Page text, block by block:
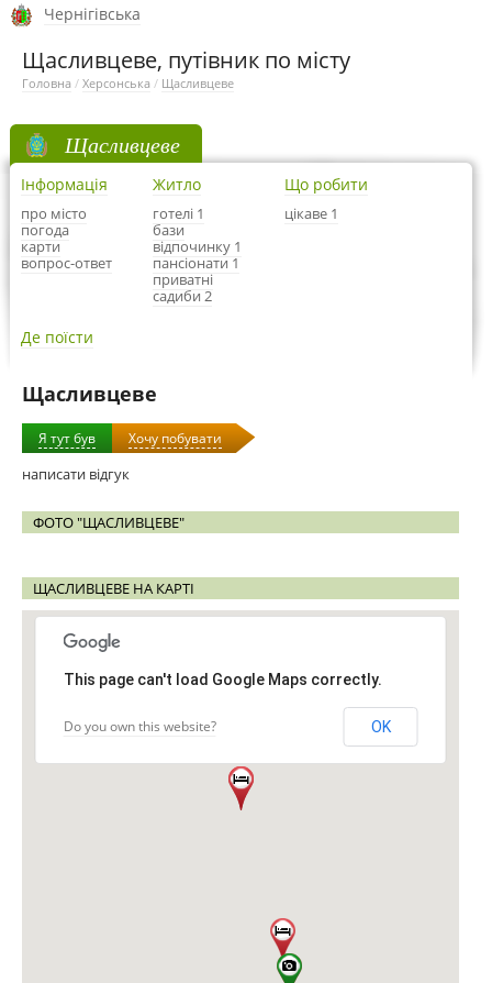
Чернігівська
Щасливцеве, путівник по місту
Головна / Херсонська / Щасливцеве
Щасливцеве
Інформація
про місто
погода
карти
вопрос-ответ
Житло
готелі 1
бази
відпочинку 1
пансіонати 1
приватні
садиби 2
Що робити
цікаве 1
Де поїсти
Щасливцеве
Я тут був Хочу побувати
написати відгук
ФОТО "ЩАСЛИВЦЕВЕ"
ЩАСЛИВЦЕВЕ НА КАРТІ
This page can't load Google Maps correctly.
Do you own this website? OK